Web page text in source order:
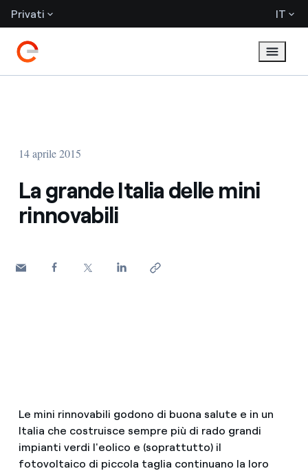
Privati IT
14 aprile 2015
La grande Italia delle mini
rinnovabili
Le mini rinnovabili godono di buona salute e in un
Italia che costruisce sempre più di rado grandi
impianti verdi l'eolico e (soprattutto) il
fotovoltaico di piccola taglia continuano la loro